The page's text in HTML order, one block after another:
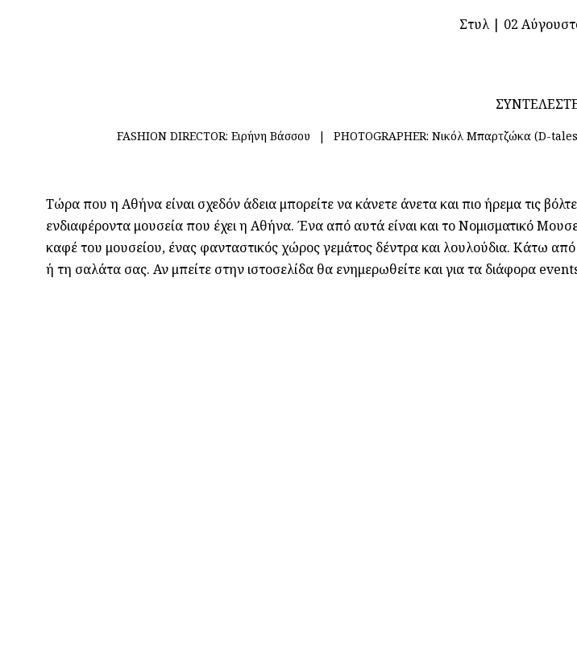
Στυλ| 02
FASHION DIRECTOR: Ειρήνη Βάσσου PHOTOGRAPHER: Νικόλ Μπαρτζώκα (D-
Τώρα που η Αθήνα είναι σχεδόν άδεια μπορείτε να κάνετε άνετα και πιο ήρεμα τις
ενδιαφέροντα μουσεία που έχει η Αθήνα. Ένα από αυτά είναι και το Νομισματικό
καφέ του μουσείου, ένας φανταστικός χώρος γεμάτος δέντρα και λουλούδια. Κάτω
ή τη σαλάτα σας. Αν μπείτε στην ιστοσελίδα θα ενημερωθείτε και για τα διάφορα